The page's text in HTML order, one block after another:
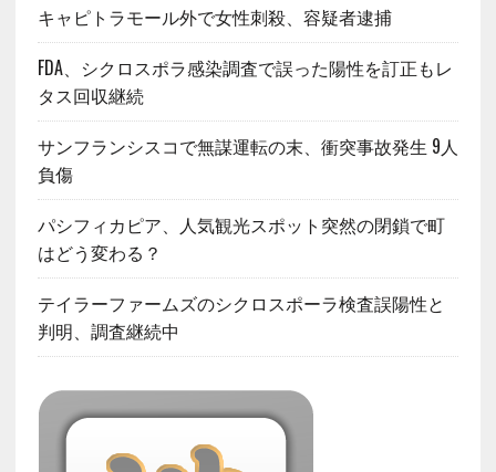
キャピトラモール外で女性刺殺、容疑者逮捕
FDA、シクロスポラ感染調査で誤った陽性を訂正もレ
タス回収継続
サンフランシスコで無謀運転の末、衝突事故発生 9人
負傷
パシフィカピア、人気観光スポット突然の閉鎖で町
はどう変わる？
テイラーファームズのシクロスポーラ検査誤陽性と
判明、調査継続中